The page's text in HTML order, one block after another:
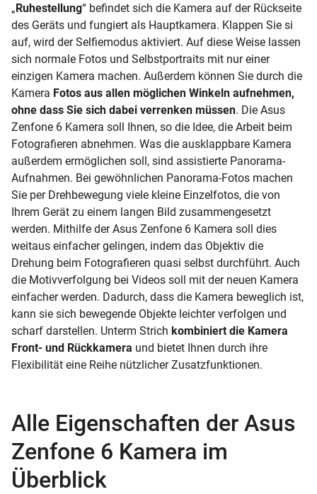
„Ruhestellung“ befindet sich die Kamera auf der Rückseite
des Geräts und fungiert als Hauptkamera. Klappen Sie si
auf, wird der Selfiemodus aktiviert. Auf diese Weise lassen
sich normale Fotos und Selbstportraits mit nur einer
einzigen Kamera machen. Außerdem können Sie durch die
Kamera Fotos aus allen möglichen Winkeln aufnehmen,
ohne dass Sie sich dabei verrenken müssen. Die Asus
Zenfone 6 Kamera soll Ihnen, so die Idee, die Arbeit beim
Fotografieren abnehmen. Was die ausklappbare Kamera
außerdem ermöglichen soll, sind assistierte Panorama-
Aufnahmen. Bei gewöhnlichen Panorama-Fotos machen
Sie per Drehbewegung viele kleine Einzelfotos, die von
Ihrem Gerät zu einem langen Bild zusammengesetzt
werden. Mithilfe der Asus Zenfone 6 Kamera soll dies
weitaus einfacher gelingen, indem das Objektiv die
Drehung beim Fotografieren quasi selbst durchführt. Auch
die Motivverfolgung bei Videos soll mit der neuen Kamera
einfacher werden. Dadurch, dass die Kamera beweglich ist,
kann sie sich bewegende Objekte leichter verfolgen und
scharf darstellen. Unterm Strich kombiniert die Kamera
Front- und Rückkamera und bietet Ihnen durch ihre
Flexibilität eine Reihe nützlicher Zusatzfunktionen.
Alle Eigenschaften der Asus
Zenfone 6 Kamera im
Überblick